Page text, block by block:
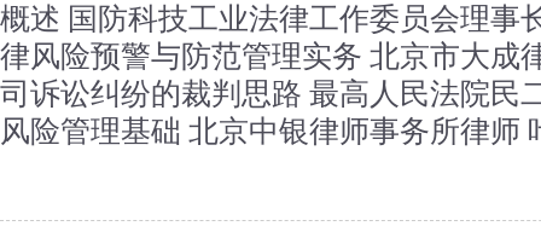
概述 国防科技工业法律工作委员会理事
律风险预警与防范管理实务 北京市大成
司诉讼纠纷的裁判思路 最高人民法院民
风险管理基础 北京中银律师事务所律师